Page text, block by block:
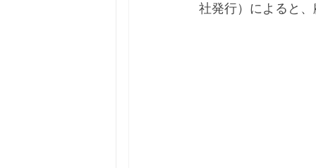
社発行）によると、